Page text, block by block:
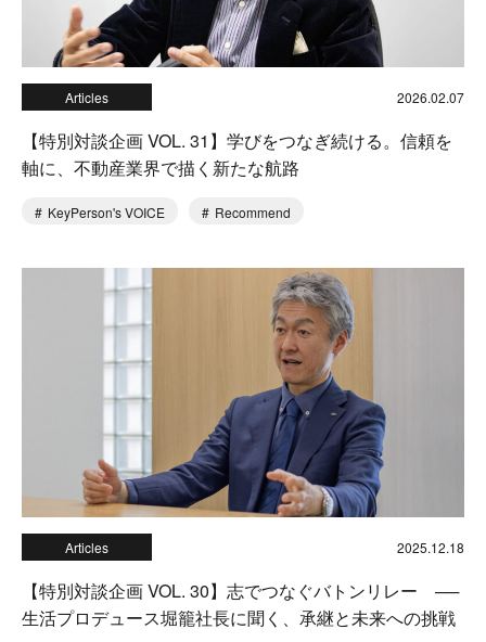
Articles 2026.02.07
【特別対談企画 VOL. 31】学びをつなぎ続ける。信頼を
軸に、不動産業界で描く新たな航路
KeyPerson's VOICE Recommend
Articles 2025.12.18
【特別対談企画 VOL. 30】志でつなぐバトンリレー ──
生活プロデュース堀籠社長に聞く、承継と未来への挑戦